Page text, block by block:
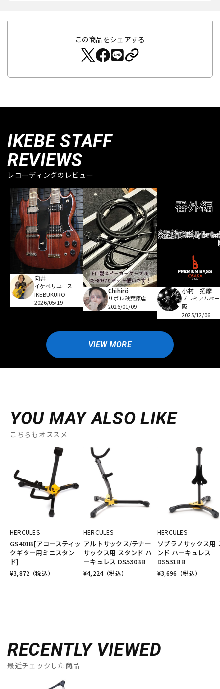
この商品をシェアする
IKEBE STAFF
REVIEWS
レコーディングのレビュー
向井
イケベリユース
IKEBUKURO
2026/05/19
Chihirö
リボレ秋葉原店
2026/01/09
小村 拓摩
プレミアムベ
阪
2025/12/06
VIEW MORE
YOU MAY ALSO LIKE
こちらもオススメ
HERCULES
GS401B[アコースティッ
クギター用ミニスタン
ド]
¥3,872 （税込）
HERCULES
アルトサックス/テナー
サックス用 スタンド ハ
ーキュレス DS530BB
¥4,224（税込）
HERCULES
ソプラノサックス用
ンド ハーキュレス
DS531BB
¥3,696 （税込）
RECENTLY VIEWED
最近チェックした商品